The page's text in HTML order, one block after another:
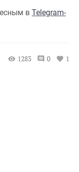
в Telegram-
1283 0 1